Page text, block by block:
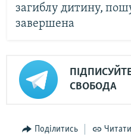
загиблу дитину,
завершена
СВОБОДА
Поділитись